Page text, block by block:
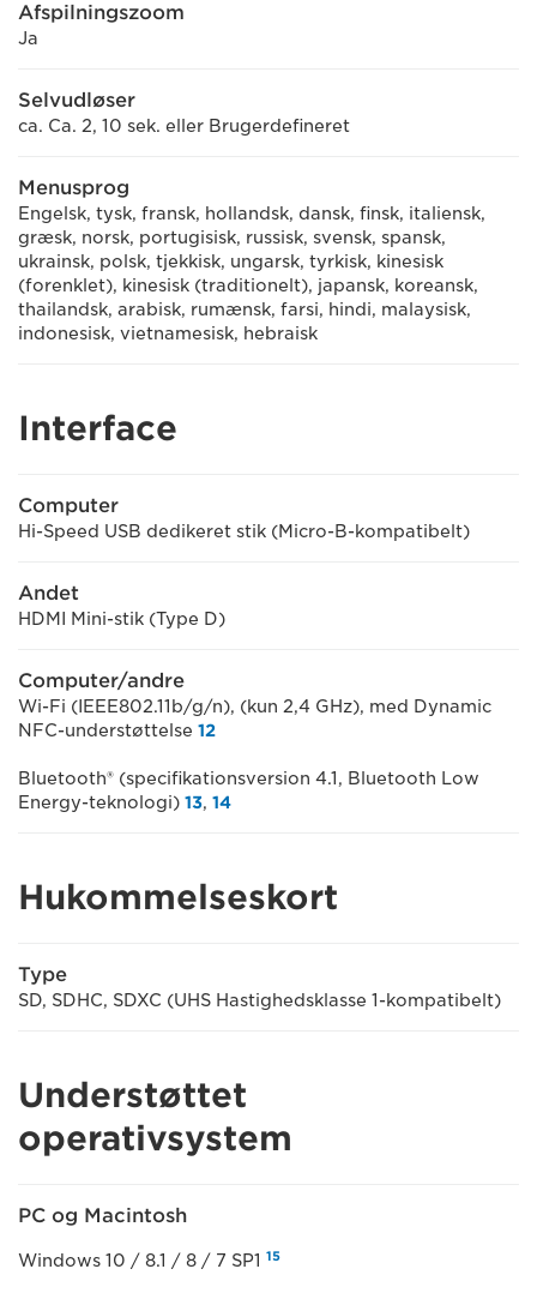
Afspilningszoom
Ja
Selvudløser
ca. Ca. 2, 10 sek. eller Brugerdefineret
Menusprog
Engelsk, tysk, fransk, hollandsk, dansk, finsk, italiensk,
græsk, norsk, portugisisk, russisk, svensk, spansk,
ukrainsk, polsk, tjekkisk, ungarsk, tyrkisk, kinesisk
(forenklet), kinesisk (traditionelt), japansk, koreansk,
thailandsk, arabisk, rumænsk, farsi, hindi, malaysisk,
indonesisk, vietnamesisk, hebraisk
Interface
Computer
Hi-Speed USB dedikeret stik (Micro-B-kompatibelt)
Andet
HDMI Mini-stik (Type D)
Computer/andre
Wi-Fi (IEEE802.11b/g/n), (kun 2,4 GHz), med Dynamic
NFC-understøttelse 12
Bluetooth® (specifikationsversion 4.1, Bluetooth Low
Energy-teknologi) 13, 14
Hukommelseskort
Type
SD, SDHC, SDXC (UHS Hastighedsklasse 1-kompatibelt)
Understøttet
operativsystem
PC og Macintosh
Windows 10 / 8.1 / 8 / 7 SP1 15